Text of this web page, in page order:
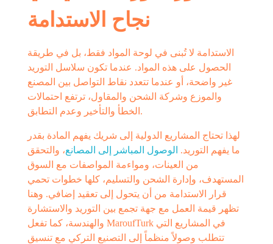
نجاح الاستدامة
الاستدامة لا تُبنى في لوحة المواد فقط، بل في طريقة
الحصول على هذه المواد. عندما تكون سلاسل التوريد
غير واضحة، أو عندما تتعدد نقاط التواصل بين المصنع
والموزع وشركة الشحن والمقاول، ترتفع احتمالات
الخطأ والتأخير وعدم التطابق.
لهذا تحتاج المشاريع الدولية إلى شريك يفهم المادة بقدر
ما يفهم التوريد. الوصول المباشر إلى المصانع، والتحقق
من العينات، ومواءمة المواصفات مع السوق
المستهدف، وإدارة الشحن والتسليم، كلها خطوات تحمي
قرار الاستدامة من أن يتحول إلى تعقيد إضافي. وهنا
تظهر قيمة العمل مع جهة تجمع بين التوريد والاستشارة
والهندسة، كما تفعل MaroufTurk في المشاريع التي
تتطلب وصولاً منظماً إلى التصنيع التركي مع تنسيق